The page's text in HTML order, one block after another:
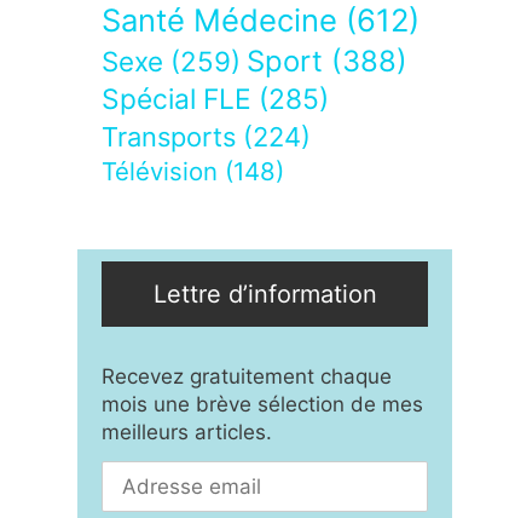
Santé Médecine (612)
Sexe (259) Sport (388)
Spécial FLE (285)
Transports (224)
Télévision (148)
Lettre d’information
Recevez gratuitement chaque
mois une brève sélection de mes
meilleurs articles.